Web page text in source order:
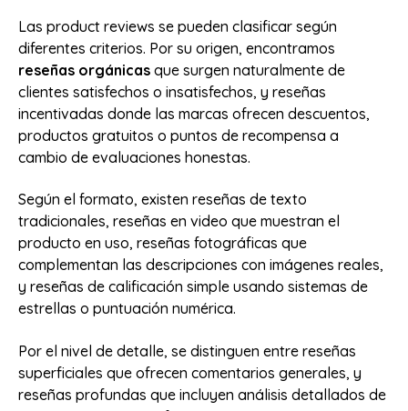
Las product reviews se pueden clasificar según
diferentes criterios. Por su origen, encontramos
reseñas orgánicas que surgen naturalmente de
clientes satisfechos o insatisfechos, y reseñas
incentivadas donde las marcas ofrecen descuentos,
productos gratuitos o puntos de recompensa a
cambio de evaluaciones honestas.
Según el formato, existen reseñas de texto
tradicionales, reseñas en video que muestran el
producto en uso, reseñas fotográficas que
complementan las descripciones con imágenes reales,
y reseñas de calificación simple usando sistemas de
estrellas o puntuación numérica.
Por el nivel de detalle, se distinguen entre reseñas
superficiales que ofrecen comentarios generales, y
reseñas profundas que incluyen análisis detallados de